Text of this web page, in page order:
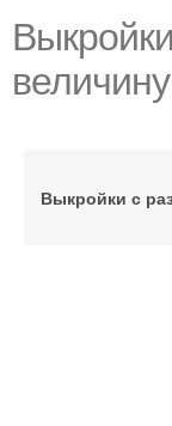
величину
Выкройки с